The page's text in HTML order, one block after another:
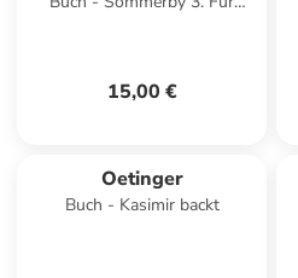
15,00 €
Oetinger
Buch - Kasimir backt